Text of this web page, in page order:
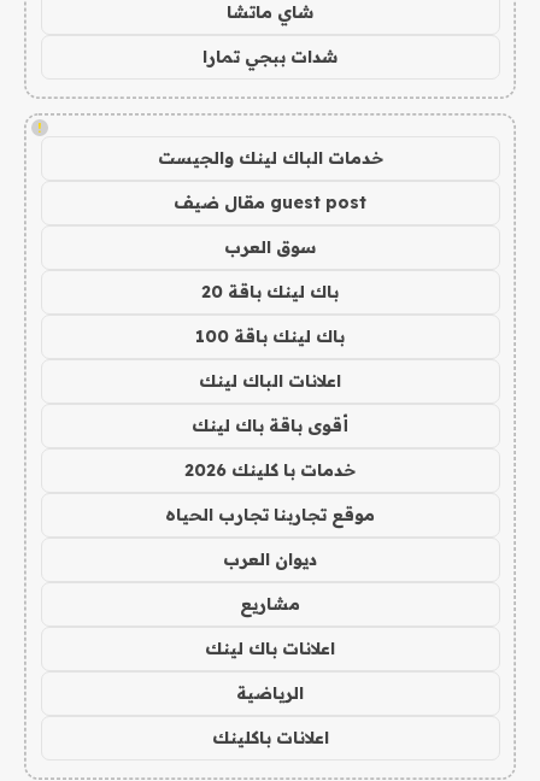
شاي ماتشا
شدات ببجي تمارا
!
خدمات الباك لينك والجيست
guest post مقال ضيف
سوق العرب
باك لينك باقة 20
باك لينك باقة 100
اعلانات الباك لينك
أقوى باقة باك لينك
خدمات با كلينك 2026
موقع تجاربنا تجارب الحياه
ديوان العرب
مشاريع
اعلانات باك لينك
الرياضية
اعلانات باكلينك